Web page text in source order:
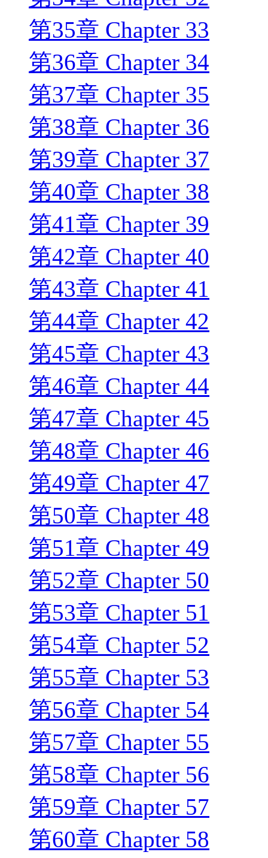
第35章 Chapter 33
第36章 Chapter 34
第37章 Chapter 35
第38章 Chapter 36
第39章 Chapter 37
第40章 Chapter 38
第41章 Chapter 39
第42章 Chapter 40
第43章 Chapter 41
第44章 Chapter 42
第45章 Chapter 43
第46章 Chapter 44
第47章 Chapter 45
第48章 Chapter 46
第49章 Chapter 47
第50章 Chapter 48
第51章 Chapter 49
第52章 Chapter 50
第53章 Chapter 51
第54章 Chapter 52
第55章 Chapter 53
第56章 Chapter 54
第57章 Chapter 55
第58章 Chapter 56
第59章 Chapter 57
第60章 Chapter 58